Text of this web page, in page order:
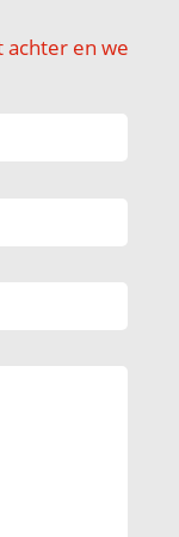
achter en we